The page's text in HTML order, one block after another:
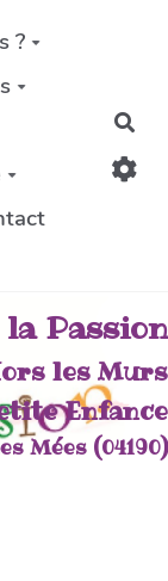
?
Passion
les Murs
Enfance
Mées (04190)